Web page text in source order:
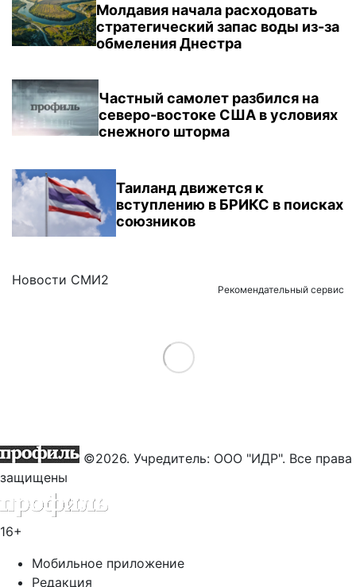
Молдавия начала расходовать
стратегический запас воды из-за
обмеления Днестра
Частный самолет разбился на
северо-востоке США в условиях
снежного шторма
Таиланд движется к
вступлению в БРИКС в поисках
союзников
Новости СМИ2
Рекомендательный сервис
Load More
©2026. Учредитель: ООО "ИДР". Все права
защищены
16+
Мобильное приложение
Редакция